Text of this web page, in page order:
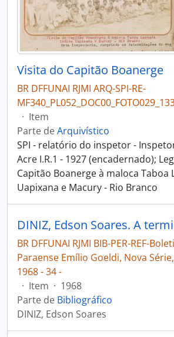
Visita do Capitão Boanerge
BR DFFUNAI RJMI ARQ-SPI-RE-
· Item
Parte deArquivístico
SPI - relatório do inspetor -
Acre I.R.1 - 1927 (encadernado);
Capitão Boanerge à maloca Taboa
Uapixana e Macury - Rio Branco
BR DFFUNAI RJMI BIB-PER-REF-
Paraense Emílio Goeldi, Nova
1968 - 34 -
· Item · 1968
Parte de Bibliográfico
DINIZ, Edson Soares